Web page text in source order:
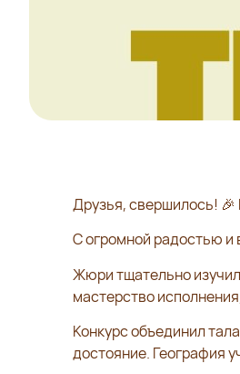
Друзья, свершилось!
С огромной радостью и
Жюри тщательно
мастерство
Конкурс объединил
достояние. География